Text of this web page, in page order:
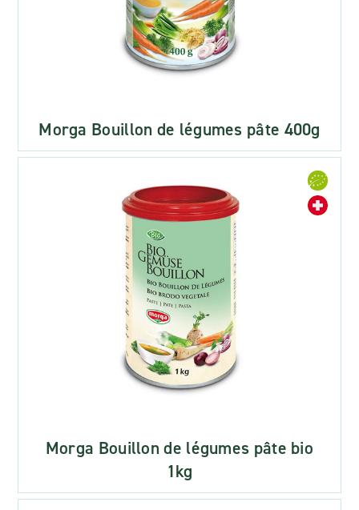
Morga Bouillon de légumes pâte 400g
Morga Bouillon de légumes pâte bio
1kg